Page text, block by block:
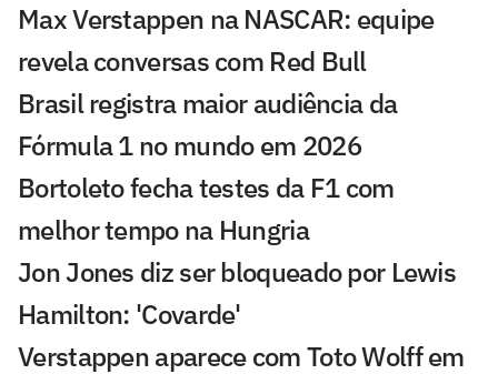
Max Verstappen na NASCAR: equipe
revela conversas com Red Bull
Brasil registra maior audiência da
Fórmula 1 no mundo em 2026
Bortoleto fecha testes da F1 com
melhor tempo na Hungria
Jon Jones diz ser bloqueado por Lewis
Hamilton: 'Covarde'
Verstappen aparece com Toto Wolff em